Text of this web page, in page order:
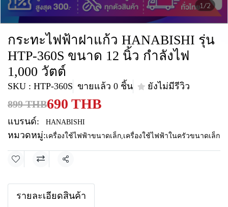
1/2
กระทะไฟฟ้าฝาแก้ว HANABISHI รุ่น
HTP-360S ขนาด 12 นิ้ว กำลังไฟ
1,000 วัตต์
SKU : HTP-360S ขายแล้ว 0 ชิ้น ยังไม่มีรีวิว
899 THB690 THB
แบรนด์: HANABISHI
หมวดหมู่:เครื่องใช้ไฟฟ้าขนาดเล็ก,เครื่องใช้ไฟฟ้าในครัวขนาดเล็ก
แชร์
รายละเอียดสินค้า